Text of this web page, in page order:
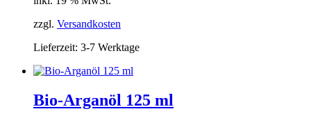
zzgl. Versandkosten
Lieferzeit: 3-7 Werktage
Bio-Arganöl 125 ml